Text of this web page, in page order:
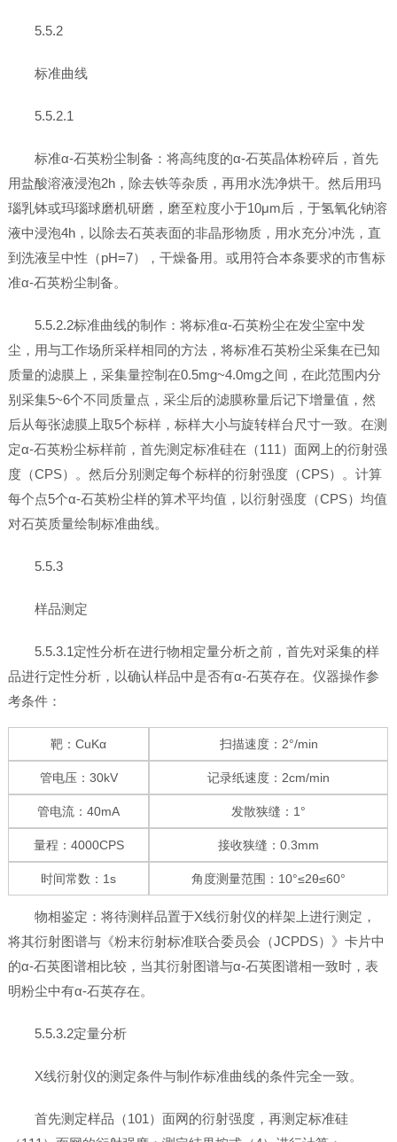
5.5.2
标准曲线
5.5.2.1
标准α-石英粉尘制备：将高纯度的α-石英晶体粉碎后，首先
用盐酸溶液浸泡2h，除去铁等杂质，再用水洗净烘干。然后用玛
瑙乳钵或玛瑙球磨机研磨，磨至粒度小于10μm后，于氢氧化钠溶
液中浸泡4h，以除去石英表面的非晶形物质，用水充分冲洗，直
到洗液呈中性（pH=7），干燥备用。或用符合本条要求的市售标
准α-石英粉尘制备。
5.5.2.2标准曲线的制作：将标准α-石英粉尘在发尘室中发
尘，用与工作场所采样相同的方法，将标准石英粉尘采集在已知
质量的滤膜上，采集量控制在0.5mg~4.0mg之间，在此范围内分
别采集5~6个不同质量点，采尘后的滤膜称量后记下增量值，然
后从每张滤膜上取5个标样，标样大小与旋转样台尺寸一致。在测
定α-石英粉尘标样前，首先测定标准硅在（111）面网上的衍射强
度（CPS）。然后分别测定每个标样的衍射强度（CPS）。计算
每个点5个α-石英粉尘样的算术平均值，以衍射强度（CPS）均值
对石英质量绘制标准曲线。
5.5.3
样品测定
5.5.3.1定性分析在进行物相定量分析之前，首先对采集的样
品进行定性分析，以确认样品中是否有α-石英存在。仪器操作参
考条件：
靶：CuKα 扫描速度：2°/min
管电压：30kV 记录纸速度：2cm/min
管电流：40mA 发散狭缝：1°
量程：4000CPS 接收狭缝：0.3mm
时间常数：1s 角度测量范围：10°≤2θ≤60°
物相鉴定：将待测样品置于X线衍射仪的样架上进行测定，
将其衍射图谱与《粉末衍射标准联合委员会（JCPDS）》卡片中
的α-石英图谱相比较，当其衍射图谱与α-石英图谱相一致时，表
明粉尘中有α-石英存在。
5.5.3.2定量分析
X线衍射仪的测定条件与制作标准曲线的条件完全一致。
首先测定样品（101）面网的衍射强度，再测定标准硅